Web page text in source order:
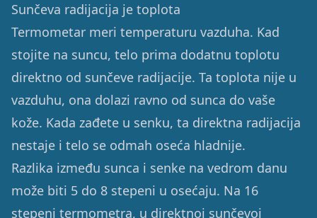
Sunčeva radijacija je toplota
Termometar meri temperaturu vazduha. Kad
stojite na suncu, telo prima dodatnu toplotu
direktno od sunčeve radijacije. Ta toplota nije u
vazduhu, ona dolazi ravno od sunca do vaše
kože. Kada zađete u senku, ta direktna radijacija
nestaje i telo se odmah oseća hladnije.
Razlika između sunca i senke na vedrom danu
može biti 5 do 8 stepeni u osećaju. Na 16
stepeni termometra, u direktnoj sunčevoj